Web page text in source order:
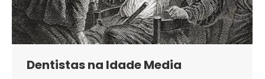
Dentistas na Idade Media